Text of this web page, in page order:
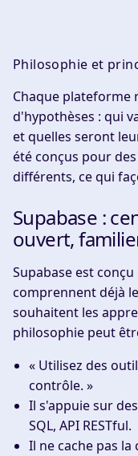
Philosophie et
Chaque plateforme
d'hypothèses : qui
et quelles seront
été conçus pour
différents, ce qui
Supabase :
ouvert,
Supabase est
comprennent déjà
souhaitent les
philosophie peut
« Utilisez des
contrôle. »
Il s'appuie sur
SQL, API RESTful.
Il ne cache pas